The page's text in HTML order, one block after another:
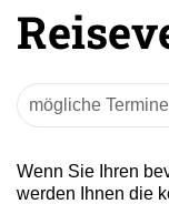
Wenn Sie Ihren
werden Ihnen die